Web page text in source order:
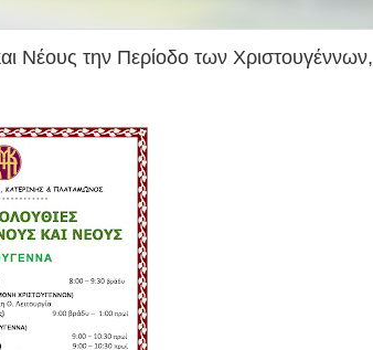
Νέους την Περίοδο των Χριστουγέννων,